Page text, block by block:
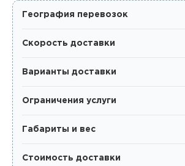
География перевозок
Скорость доставки
Варианты доставки
Ограничения услуги
Габариты и вес
Стоимость доставки